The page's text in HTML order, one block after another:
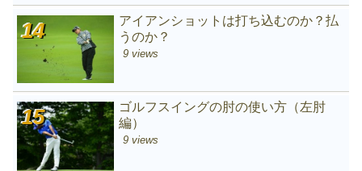
アイアンショットは打ち込むのか？払
うのか？
9 views
ゴルフスイングの肘の使い方（左肘
編）
9 views